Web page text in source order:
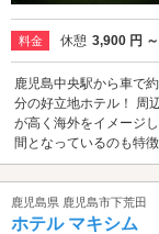
料金 休憩 3,900 円 ～
鹿児島中央駅から車で
分の好立地ホテル！ 周
が高く海外をイメージ
間となっているのも特
鹿児島県 鹿児島市下荒田
ホテル マキシム